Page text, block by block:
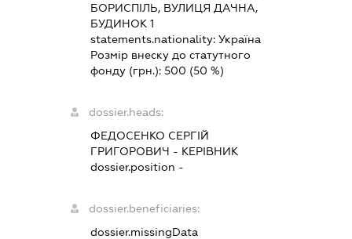
БОРИСПІЛЬ, ВУЛИЦЯ ДАЧНА,
БУДИНОК 1
statements.nationality:Україна
Розмір внеску до статутного
фонду (грн.):500 (50 %)
dossier.heads:
ФЕДОСЕНКО СЕРГІЙ
ГРИГОРОВИЧ - КЕРІВНИК
dossier.position -
dossier.beneficiaries:
dossier.missingData